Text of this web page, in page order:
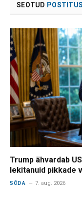
SEOTUD
Trump ähvardab
lekitanuid pikkade
SÕDA 7. aug. 2026